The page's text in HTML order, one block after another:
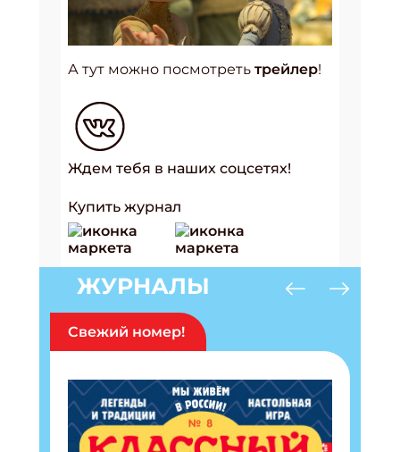
А тут можно посмотреть трейлер!
Ждем тебя в наших соцсетях!
Купить журнал
ЖУРНАЛЫ
Свежий номер!